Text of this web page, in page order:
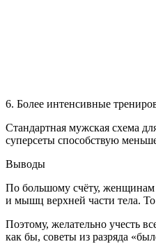
6. Более интенсивные
Стандартная мужская схема
суперсеты способствую
Выводы
По большому счёту, женщинам
и мышц верхней части тела.
Поэтому, желательно учесть
как бы, советы из разряда